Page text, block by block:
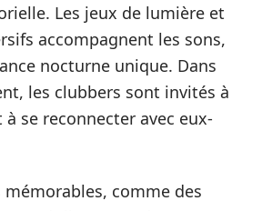
Les jeux de lumière et
accompagnent les sons,
nocturne unique. Dans
les clubbers sont invités à
se reconnecter avec eux-
mémorables, comme des